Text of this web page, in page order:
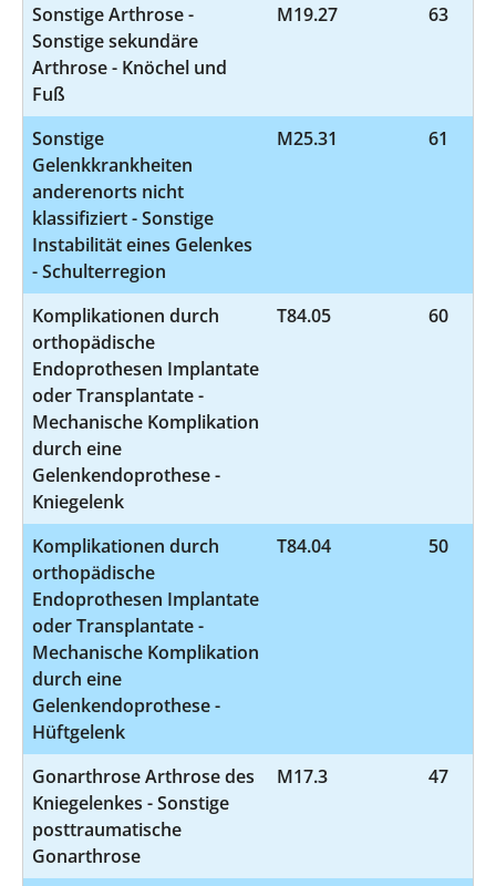
Sonstige Arthrose -
Sonstige sekundäre
Arthrose - Knöchel und
Fuß
M19.27 63
Sonstige
Gelenkkrankheiten
anderenorts nicht
klassifiziert - Sonstige
Instabilität eines Gelenkes
- Schulterregion
M25.31 61
Komplikationen durch
orthopädische
Endoprothesen Implantate
oder Transplantate -
Mechanische Komplikation
durch eine
Gelenkendoprothese -
Kniegelenk
T84.05 60
Komplikationen durch
orthopädische
Endoprothesen Implantate
oder Transplantate -
Mechanische Komplikation
durch eine
Gelenkendoprothese -
Hüftgelenk
T84.04 50
Gonarthrose Arthrose des
Kniegelenkes - Sonstige
posttraumatische
Gonarthrose
M17.3 47